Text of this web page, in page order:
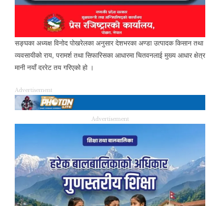
सङ्घका अध्यक्ष विनोद पोखरेलका अनुसार देशभरका अण्डा उत्पादक किसान तथा
व्यवसायीको राय, परामर्श तथा सिफारिसका आधारमा चितवनलाई मुख्य आधार क्षेत्र
मानी नयाँ दररेट तय गरिएको हो ।
Advertisement
Advertisement